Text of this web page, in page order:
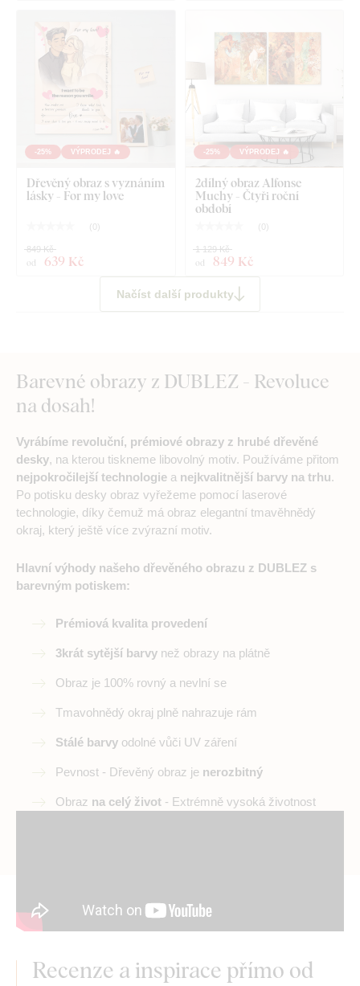
-25% VÝPRODEJ 🔥
Dřevěný obraz s vyznáním
lásky - For my love
( 0)
od 639 Kč
849 Kč
-25% VÝPRODEJ 🔥
2dílný obraz Alfonse
Muchy - Čtyři roční
období
( 0)
od 849 Kč
1 129 Kč
Načíst další produkty
Barevné obrazy z DUBLEZ - Revoluce
na dosah!
Vyrábíme revoluční, prémiové obrazy z hrubé dřevěné
desky, na kterou tiskneme libovolný motiv. Používáme přitom
nejpokročilejší technologie a nejkvalitnější barvy na trhu.
Po potisku desky obraz vyřežeme pomocí laserové
technologie, díky čemuž má obraz elegantní tmavěhnědý
okraj, který ještě více zvýrazní motiv.
Hlavní výhody našeho dřevěného obrazu z DUBLEZ s
barevným potiskem:
Prémiová kvalita provedení
3krát sytější barvy než obrazy na plátně
Obraz je 100% rovný a nevlní se
Tmavohnědý okraj plně nahrazuje rám
Stálé barvy odolné vůči UV záření
Pevnost - Dřevěný obraz je nerozbitný
Obraz na celý život - Extrémně vysoká životnost
Recenze a inspirace přímo od